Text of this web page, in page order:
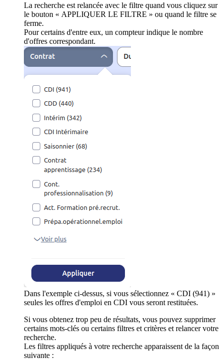
La recherche est relancée avec le filtre quand vous cliquez sur
le bouton « APPLIQUER LE FILTRE » ou quand le filtre se
ferme.
Pour certains d'entre eux, un compteur indique le nombre
d'offres correspondant.
Dans l'exemple ci-dessus, si vous sélectionnez « CDI (941) »
seules les offres d'emploi en CDI vous seront restituées.
Si vous obtenez trop peu de résultats, vous pouvez supprimer
certains mots-clés ou certains filtres et critères et relancer votre
recherche.
Les filtres appliqués à votre recherche apparaissent de la façon
suivante :